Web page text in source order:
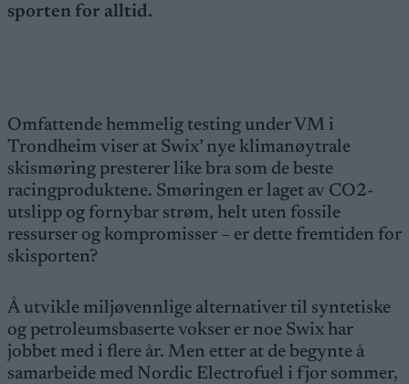
sporten for alltid.
Omfattende hemmelig testing under VM i
Trondheim viser at Swix’ nye klimanøytrale
skismøring presterer like bra som de beste
racingproduktene. Smøringen er laget av CO2-
utslipp og fornybar strøm, helt uten fossile
ressurser og kompromisser – er dette fremtiden for
skisporten?
Å utvikle miljøvennlige alternativer til syntetiske
og petroleumsbaserte vokser er noe Swix har
jobbet med i flere år. Men etter at de begynte å
samarbeide med Nordic Electrofuel i fjor sommer,